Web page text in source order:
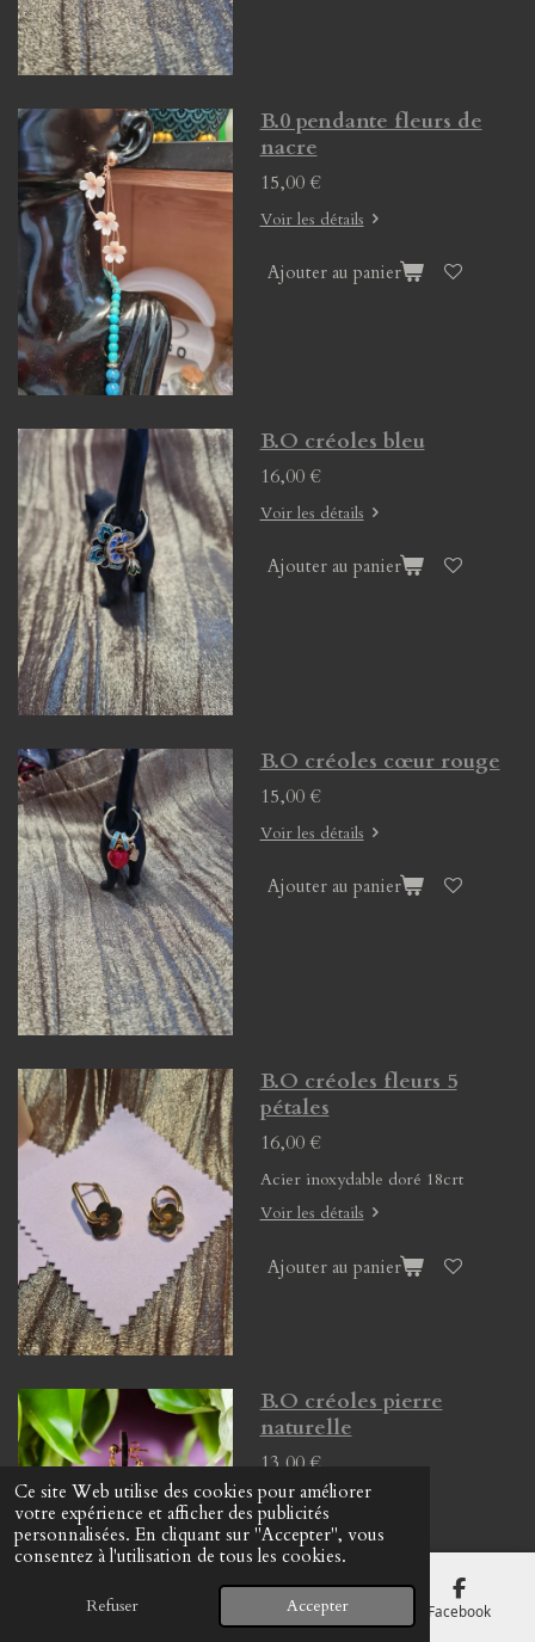
Ce site Web utilise des cookies pour améliorer
votre expérience et afficher des publicités
personnalisées. En cliquant sur "Accepter", vous
consentez à l'utilisation de tous les cookies.
Refuser Accepter
B.0 pendante fleurs de
nacre
15,00 €
Voir les détails
Ajouter au panier
B.O créoles bleu
16,00 €
Voir les détails
Ajouter au panier
B.O créoles cœur rouge
15,00 €
Voir les détails
Ajouter au panier
B.O créoles fleurs 5
pétales
16,00 €
Acier inoxydable doré 18crt
Voir les détails
Ajouter au panier
B.O créoles pierre
naturelle
13,00 €
Voir les détails
Ajouter au panier
E-mail Carte Facebook